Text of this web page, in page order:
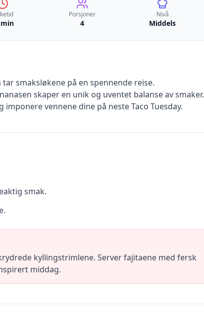
Porsjoner
4
Nivå
Middels
smaksløkene på en spennende reise.
skaper en unik og uventet balanse av smaker.
vennene dine på neste Taco Tuesday.
smak.
kyllingstrimlene. Server fajitaene med fersk
middag.